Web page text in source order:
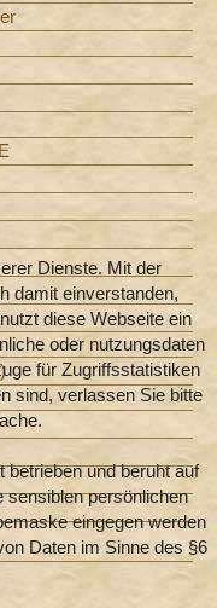
Dienste. Mit der
damit einverstanden,
diese Webseite ein
oder nutzungsdaten
für Zugriffsstatistiken
sind, verlassen Sie bitte
und beruht auf
sensiblen persönlichen
eingegen werden
Daten im Sinne des §6